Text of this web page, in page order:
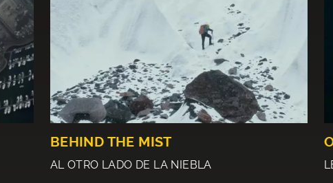
BEHIND THE MIST
AL OTRO LADO DE LA NIEBLA